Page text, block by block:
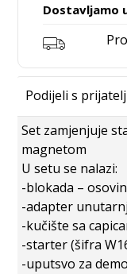
Dostavljamo
Set zamjenjuje
magnetom
U setu se nalazi:
-blokada –
-adapter
-kučište sa
-starter (šifra
-uputsvo za